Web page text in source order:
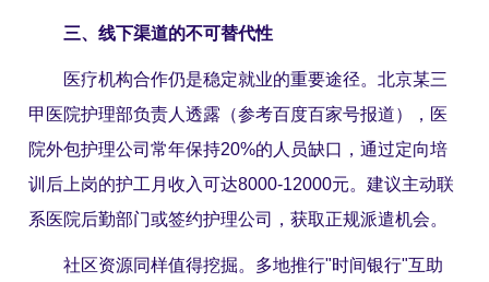
三、线下渠道的不可替代性
医疗机构合作仍是稳定就业的重要途径。北京某三
甲医院护理部负责人透露（参考百度百家号报道），医
院外包护理公司常年保持20%的人员缺口，通过定向培
训后上岗的护工月收入可达8000-12000元。建议主动联
系医院后勤部门或签约护理公司，获取正规派遣机会。
社区资源同样值得挖掘。多地推行"时间银行"互助